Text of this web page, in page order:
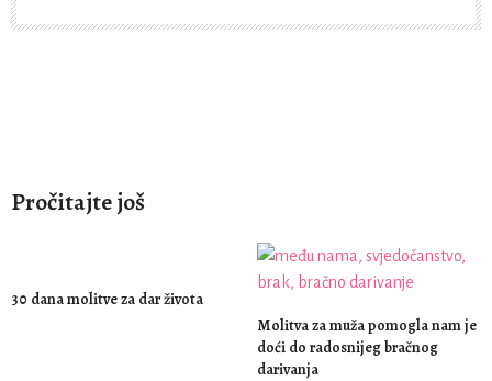
Pročitajte još
30 dana molitve za dar života
Molitva za muža pomogla nam je
doći do radosnijeg bračnog
darivanja